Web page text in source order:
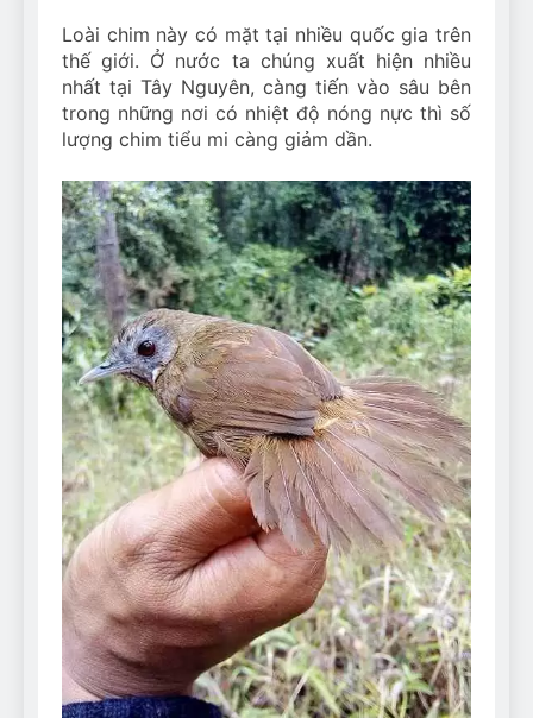
Loài chim này có mặt tại nhiều quốc gia trên
thế giới. Ở nước ta chúng xuất hiện nhiều
nhất tại Tây Nguyên, càng tiến vào sâu bên
trong những nơi có nhiệt độ nóng nực thì số
lượng chim tiểu mi càng giảm dần.